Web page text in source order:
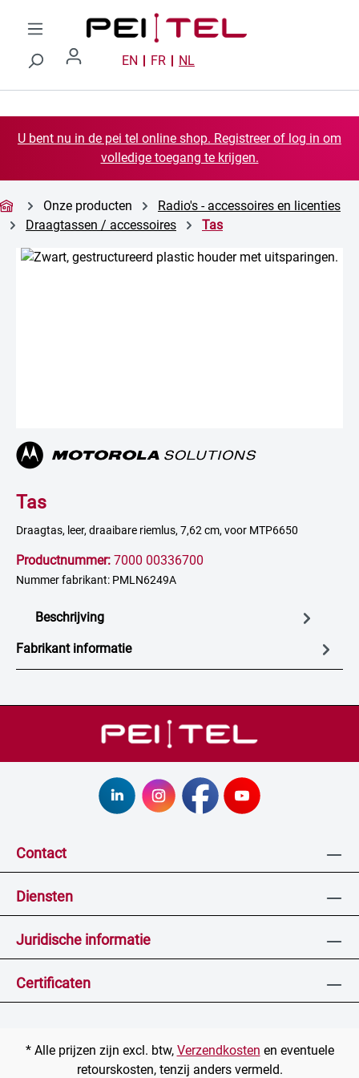
Ga naar de hoofdinhoud
EN FR NL
U bent nu in de pei tel online shop. Registreer of log in om
volledige toegang te krijgen.
Onze producten
Radio's - accessoires en licenties
Draagtassen / accessoires
Tas
Afbeeldingengalerij overslaan
Tas
Draagtas, leer, draaibare riemlus, 7,62 cm, voor MTP6650
Productnummer: 7000 00336700
Nummer fabrikant: PMLN6249A
Beschrijving
Fabrikant informatie
Contact
Diensten
Juridische informatie
Certificaten
* Alle prijzen zijn excl. btw, Verzendkosten en eventuele
retourskosten, tenzij anders vermeld.